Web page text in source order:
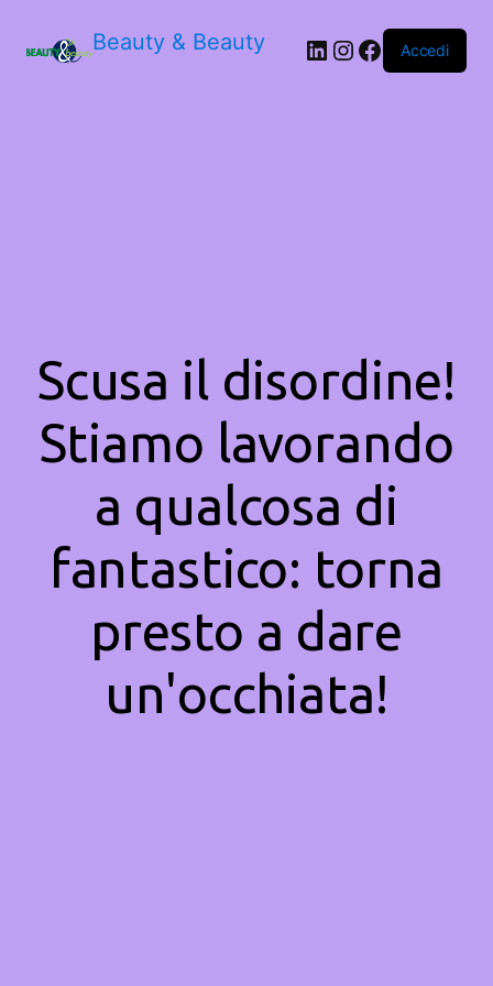
Beauty & Beauty LinkedIn
Instagram
Facebook
Accedi
Scusa il disordine!
Stiamo lavorando
a qualcosa di
fantastico: torna
presto a dare
un'occhiata!